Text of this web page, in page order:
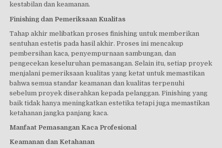
kestabilan dan keamanan.
Finishing dan Pemeriksaan Kualitas
Tahap akhir melibatkan proses finishing untuk memberikan
sentuhan estetis pada hasil akhir. Proses ini mencakup
pembersihan kaca, penyempurnaan sambungan, dan
pengecekan keseluruhan pemasangan. Selain itu, setiap proyek
menjalani pemeriksaan kualitas yang ketat untuk memastikan
bahwa semua standar keamanan dan kualitas terpenuhi
sebelum proyek diserahkan kepada pelanggan. Finishing yang
baik tidak hanya meningkatkan estetika tetapi juga memastikan
ketahanan jangka panjang kaca.
Manfaat Pemasangan Kaca Profesional
Keamanan dan Ketahanan